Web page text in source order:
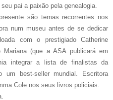
pai a paixão pela genealogia.
são temas recorrentes nos
num museu antes de se dedicar
com o prestigiado Catherine
Mariana (que a ASA publicará em
integrar a lista de finalistas da
um best-seller mundial. Escritora
Cole nos seus livros policiais.